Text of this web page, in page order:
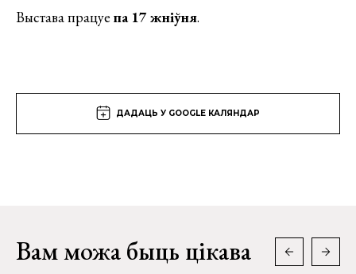
Выстава працуе па 17 жніўня.
ДАДАЦЬ У GOOGLE КАЛЯНДАР
Вам можа быць цікава